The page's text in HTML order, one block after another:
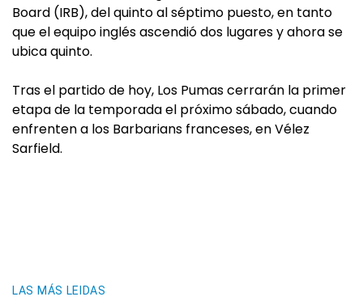
Board (IRB), del quinto al séptimo puesto, en tanto
que el equipo inglés ascendió dos lugares y ahora se
ubica quinto.
Tras el partido de hoy, Los Pumas cerrarán la primer
etapa de la temporada el próximo sábado, cuando
enfrenten a los Barbarians franceses, en Vélez
Sarfield.
LAS MÁS LEIDAS